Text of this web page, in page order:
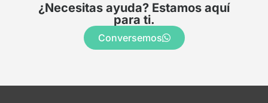
¿Necesitas ayuda? Estamos aquí
para ti.
Conversemos